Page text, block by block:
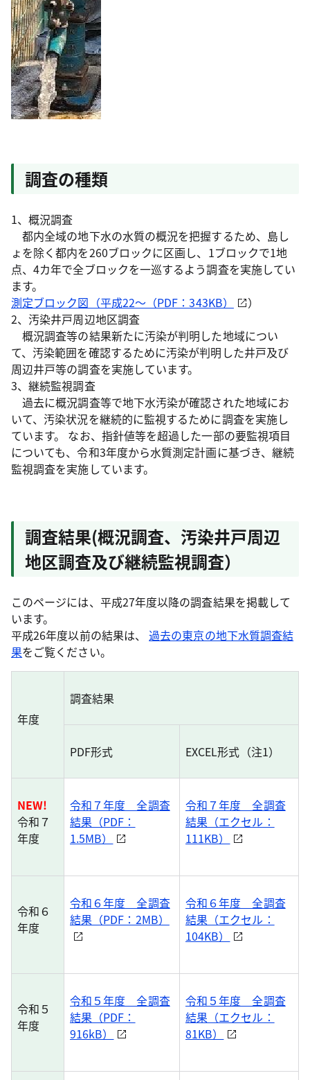
調査の種類
1、概況調査
都内全域の地下水の水質の概況を把握するため、島し
ょを除く都内を260ブロックに区画し、1ブロックで1地
点、4カ年で全ブロックを一巡するよう調査を実施してい
ます。
測定ブロック図（平成22～（PDF：343KB）
）
2、汚染井戸周辺地区調査
概況調査等の結果新たに汚染が判明した地域につい
て、汚染範囲を確認するために汚染が判明した井戸及び
周辺井戸等の調査を実施しています。
3、継続監視調査
過去に概況調査等で地下水汚染が確認された地域にお
いて、汚染状況を継続的に監視するために調査を実施し
ています。 なお、指針値等を超過した一部の要監視項目
についても、令和3年度から水質測定計画に基づき、継続
監視調査を実施しています。
調査結果(概況調査、汚染井戸周辺
地区調査及び継続監視調査）
このページには、平成27年度以降の調査結果を掲載して
います。
平成26年度以前の結果は、過去の東京の地下水質調査結
果をご覧ください。
年度
調査結果
PDF形式 EXCEL形式（注1）
NEW!
令和７
年度
令和７年度 全調査
結果（PDF：
1.5MB）
令和７年度 全調査
結果（エクセル：
111KB）
令和６
年度
令和６年度 全調査
結果（PDF：2MB）
令和６年度 全調査
結果（エクセル：
104KB）
令和５
年度
令和５年度 全調査
結果（PDF：
916kB）
令和５年度 全調査
結果（エクセル：
81KB）